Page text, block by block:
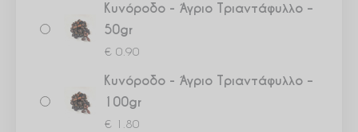
Κυνόροδο - Άγριο Τριαντάφυλλο –
50gr
€ 0.90
Κυνόροδο - Άγριο Τριαντάφυλλο –
100gr
€ 1.80
Τριαντάφυλλο
ποσότητα